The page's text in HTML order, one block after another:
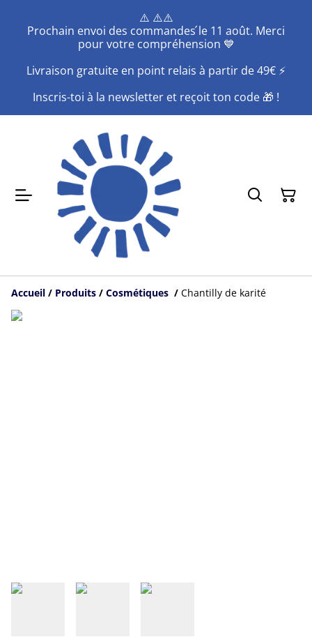
⚠️ ⚠️⚠️
Prochain envoi des commandes ́le 11 août. Merci
pour votre compréhension 💙
Livraison gratuite en point relais à partir de 49€ ⚡️
Inscris-toi à la newsletter et reçoit ton code 🎁 !
Accueil / Produits / Cosmétiques / Chantilly de karité